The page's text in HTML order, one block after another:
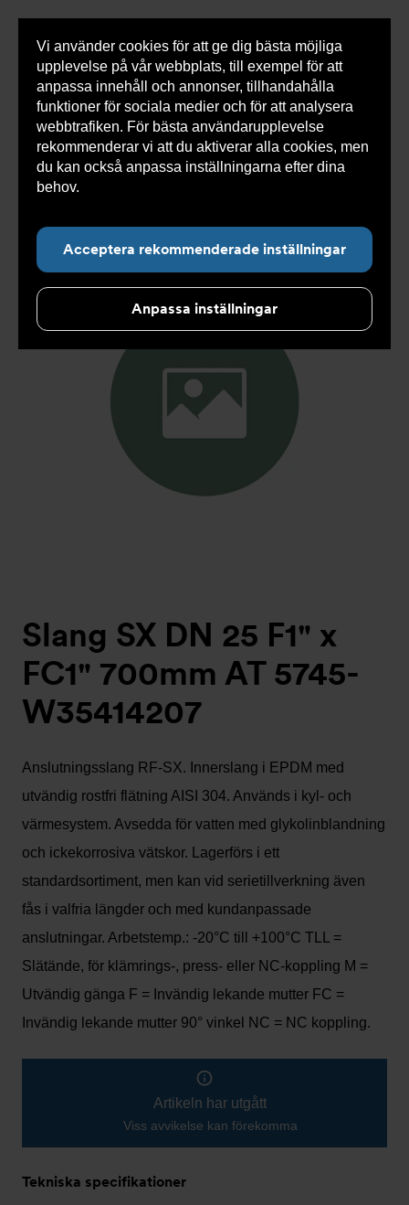
Vi använder cookies för att ge dig bästa möjliga
upplevelse på vår webbplats, till exempel för att
anpassa innehåll och annonser, tillhandahålla
funktioner för sociala medier och för att analysera
webbtrafiken. För bästa användarupplevelse
rekommenderar vi att du aktiverar alla cookies, men
du kan också anpassa inställningarna efter dina
behov.
Acceptera rekommenderade inställningar
Anpassa inställningar
0 varorSnabborder
Du
här:
Armatec > Produkter > Kyla > Slang >
Slang
> Slang SX AT 5745- >
Slang SX DN 25 F1" x FC1"
700mm AT 5745-W35414207
Slang SX DN 25 F1" x
FC1" 700mm AT 5745-
W35414207
Anslutningsslang RF-SX. Innerslang i EPDM med
utvändig rostfri flätning AISI 304. Används i kyl- och
värmesystem. Avsedda för vatten med glykolinblandning
och ickekorrosiva vätskor. Lagerförs i ett
standardsortiment, men kan vid serietillverkning även
fås i valfria längder och med kundanpassade
anslutningar. Arbetstemp.: -20°C till +100°C TLL =
Slätände, för klämrings-, press- eller NC-koppling M =
Utvändig gänga F = Invändig lekande mutter FC =
Invändig lekande mutter 90° vinkel NC = NC koppling.
Artikeln har utgått
Viss avvikelse kan förekomma
Tekniska specifikationer